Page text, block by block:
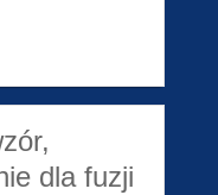
dla fuzji